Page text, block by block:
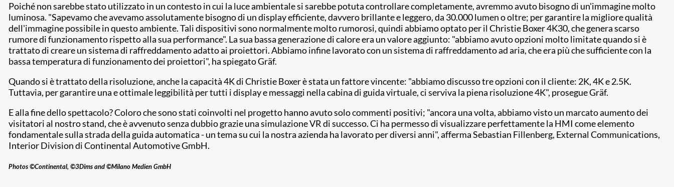
Poiché non sarebbe stato utilizzato in un contesto in cui la luce ambientale si sarebbe potuta controllare completamente, avremmo avuto bisogno di un'immagine molto
luminosa. "Sapevamo che avevamo assolutamente bisogno di un display efficiente, davvero brillante e leggero, da 30.000 lumen o oltre; per garantire la migliore qualità
dell'immagine possibile in questo ambiente. Tali dispositivi sono normalmente molto rumorosi, quindi abbiamo optato per il Christie Boxer 4K30, che genera scarso
rumore di funzionamento rispetto alla sua performance". La sua bassa generazione di calore era un valore aggiunto: "abbiamo avuto opzioni molto limitate quando si è
trattato di creare un sistema di raffreddamento adatto ai proiettori. Abbiamo infine lavorato con un sistema di raffreddamento ad aria, che era più che sufficiente con la
bassa temperatura di funzionamento dei proiettori", ha spiegato Gräf.
Quando si è trattato della risoluzione, anche la capacità 4K di Christie Boxer è stata un fattore vincente: "abbiamo discusso tre opzioni con il cliente: 2K, 4K e 2.5K.
Tuttavia, per garantire una e ottimale leggibilità per tutti i display e messaggi nella cabina di guida virtuale, ci serviva la piena risoluzione 4K", prosegue Gräf.
E alla fine dello spettacolo? Coloro che sono stati coinvolti nel progetto hanno avuto solo commenti positivi; "ancora una volta, abbiamo visto un marcato aumento dei
visitatori al nostro stand, che è avvenuto senza dubbio grazie una simulazione VR di successo. Ci ha permesso di visualizzare perfettamente la HMI come elemento
fondamentale sulla strada della guida automatica - un tema su cui la nostra azienda ha lavorato per diversi anni", afferma Sebastian Fillenberg, External Communications,
Interior Division di Continental Automotive GmbH.
Photos ©Continental, ©3Dims and ©Milano Medien GmbH